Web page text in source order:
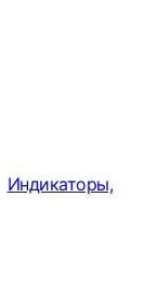
Индикаторы,